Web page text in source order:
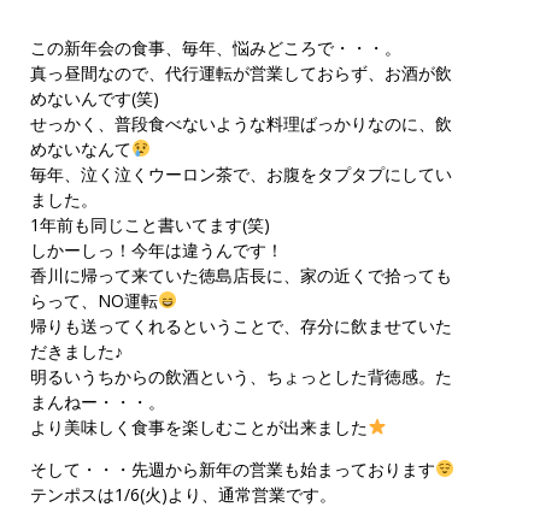
この新年会の食事、毎年、悩みどころで・・・。
真っ昼間なので、代行運転が営業しておらず、お酒が飲
めないんです(笑)
せっかく、普段食べないような料理ばっかりなのに、飲
めないなんて
毎年、泣く泣くウーロン茶で、お腹をタプタプにしてい
ました。
1年前も同じこと書いてます(笑)
しかーしっ！今年は違うんです！
香川に帰って来ていた徳島店長に、家の近くで拾っても
らって、NO運転
帰りも送ってくれるということで、存分に飲ませていた
だきました♪
明るいうちからの飲酒という、ちょっとした背徳感。た
まんねー・・・。
より美味しく食事を楽しむことが出来ました
そして・・・先週から新年の営業も始まっております
テンポスは1/6(火)より、通常営業です。